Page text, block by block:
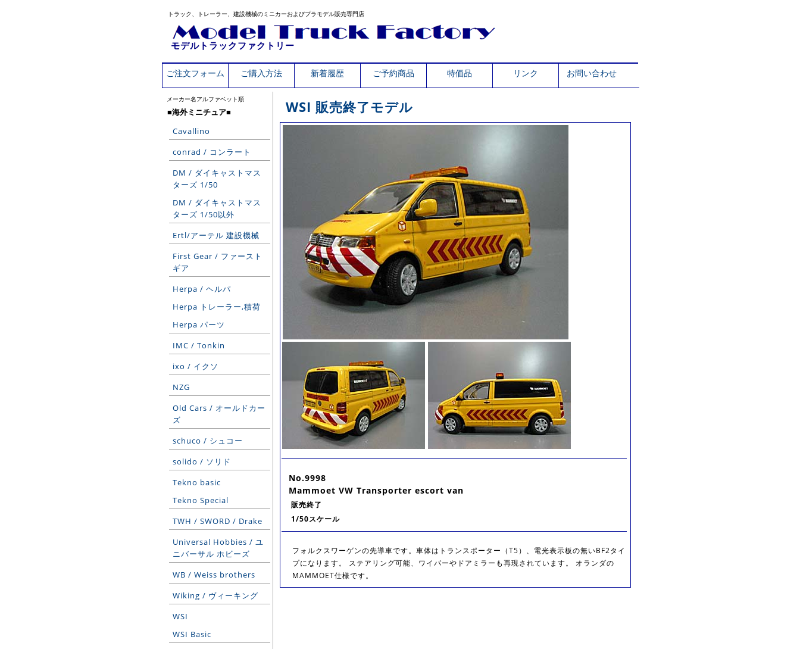
トラック、トレーラー、建設機械のミニカーおよびプラモデル販売専門店
モデルトラックファクトリー
ご注文フォーム ご購入方法 新着履歴 ご予約商品 特価品 リンク お問い合わせ
メーカー名アルファベット順
■海外ミニチュア■
Cavallino
conrad / コンラート
DM / ダイキャストマス
ターズ 1/50
DM / ダイキャストマス
ターズ 1/50以外
Ertl/アーテル 建設機械
First Gear / ファースト
ギア
Herpa / ヘルパ
Herpa トレーラー,積荷
Herpa パーツ
IMC / Tonkin
ixo / イクソ
NZG
Old Cars / オールドカー
ズ
schuco / シュコー
solido / ソリド
Tekno basic
Tekno Special
TWH / SWORD / Drake
Universal Hobbies / ユ
ニバーサル ホビーズ
WB / Weiss brothers
Wiking / ヴィーキング
WSI
WSI Basic
WSI 販売終了モデル
No.9998
Mammoet VW Transporter escort van
販売終了
1/50スケール
フォルクスワーゲンの先導車です。車体はトランスポーター（T5）、電光表示板の無いBF2タイ
プになります。 ステアリング可能、ワイパーやドアミラーも再現されています。 オランダの
MAMMOET仕様です。